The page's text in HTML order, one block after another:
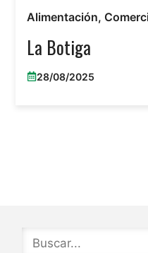
Alimentación,
La Botiga
28/08/2025